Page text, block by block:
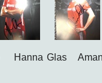
Hanna Glas